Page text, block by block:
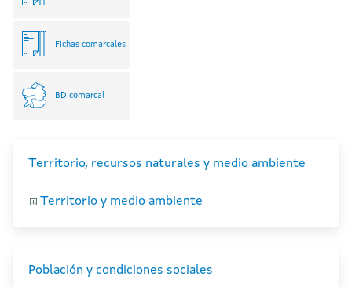
Fichas comarcales
BD comarcal
Territorio, recursos naturales y medio ambiente
Territorio y medio ambiente
Población y condiciones sociales